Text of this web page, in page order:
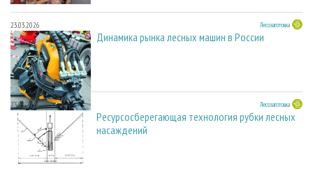
23.03.2026 Лесозаготовка
Динамика рынка лесных машин в России
23.03.2026 Лесозаготовка
Ресурсосберегающая технология рубки лесных
насаждений